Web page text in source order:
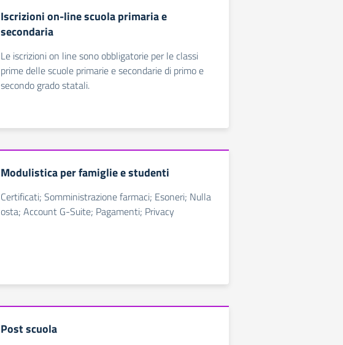
Iscrizioni on-line scuola primaria e
secondaria
Le iscrizioni on line sono obbligatorie per le classi
prime delle scuole primarie e secondarie di primo e
secondo grado statali.
Modulistica per famiglie e studenti
Certificati; Somministrazione farmaci; Esoneri; Nulla
osta; Account G-Suite; Pagamenti; Privacy
Post scuola